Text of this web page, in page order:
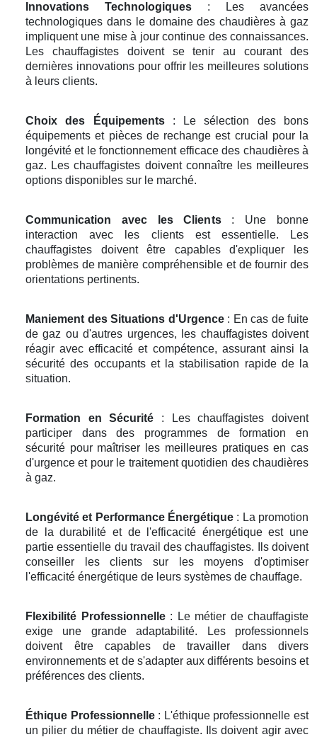
Innovations Technologiques : Les avancées
technologiques dans le domaine des chaudières à gaz
impliquent une mise à jour continue des connaissances.
Les chauffagistes doivent se tenir au courant des
dernières innovations pour offrir les meilleures solutions
à leurs clients.
Choix des Équipements: Le sélection des bons
équipements et pièces de rechange est crucial pour la
longévité et le fonctionnement efficace des chaudières à
gaz. Les chauffagistes doivent connaître les meilleures
options disponibles sur le marché.
Communication avec les Clients: Une bonne
interaction avec les clients est essentielle. Les
chauffagistes doivent être capables d'expliquer les
problèmes de manière compréhensible et de fournir des
orientations pertinents.
Maniement des Situations d'Urgence: En cas de fuite
de gaz ou d'autres urgences, les chauffagistes doivent
réagir avec efficacité et compétence, assurant ainsi la
sécurité des occupants et la stabilisation rapide de la
situation.
Formation en Sécurité : Les chauffagistes doivent
participer dans des programmes de formation en
sécurité pour maîtriser les meilleures pratiques en cas
d'urgence et pour le traitement quotidien des chaudières
à gaz.
Longévité et Performance Énergétique : La promotion
de la durabilité et de l'efficacité énergétique est une
partie essentielle du travail des chauffagistes. Ils doivent
conseiller les clients sur les moyens d'optimiser
l'efficacité énergétique de leurs systèmes de chauffage.
Flexibilité Professionnelle: Le métier de chauffagiste
exige une grande adaptabilité. Les professionnels
doivent être capables de travailler dans divers
environnements et de s'adapter aux différents besoins et
préférences des clients.
Éthique Professionnelle: L'éthique professionnelle est
un pilier du métier de chauffagiste. Ils doivent agir avec